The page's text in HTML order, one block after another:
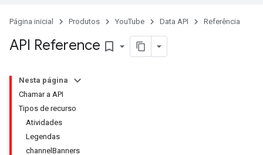
Página inicial Produtos YouTube Data API Referência
API Reference bookmark_border
Nesta página
Chamar a API
Tipos de recurso
Atividades
Legendas
channelBanners